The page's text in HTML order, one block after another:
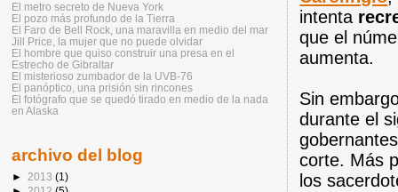
intenta
que el
aumenta.
Sin
durante el
corte. Más
los
El metro secreto de Nueva York
El pozo más profundo de la Tierra
El Faro de Bell Rock, una maravilla en medio del mar
Jill Price, la mujer que no puede olvidar
El hombre que quiso construir una presa en el
Estrecho de Gibraltar
El misterioso zumbador de la UVB-76
El panóptico, una prisión sin rincones
El fotógrafo que se quedó tirado en medio de la nada
en Alaska
archivo del blog
► 2013 (1)